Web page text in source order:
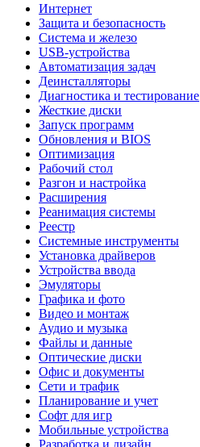
Интернет
Защита и безопасность
Система и железо
USB-устройства
Автоматизация задач
Деинсталляторы
Диагностика и тестирование
Жесткие диски
Запуск программ
Обновления и BIOS
Оптимизация
Рабочий стол
Разгон и настройка
Расширения
Реанимация системы
Реестр
Системные инструменты
Установка драйверов
Устройства ввода
Эмуляторы
Графика и фото
Видео и монтаж
Аудио и музыка
Файлы и данные
Оптические диски
Офис и документы
Сети и трафик
Планирование и учет
Софт для игр
Мобильные устройства
Разработка и дизайн